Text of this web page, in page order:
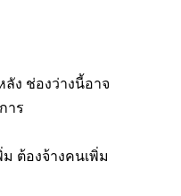
ง ช่องว่างนี้อาจ
าร
ต้องจ้างคนเพิ่ม